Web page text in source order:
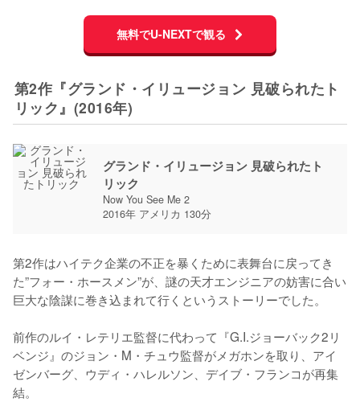
無料でU-NEXTで観る
第2作『グランド・イリュージョン 見破られたト
リック』(2016年)
グランド・イリュージョン 見破られたト
リック
Now You See Me 2
2016年 アメリカ 130分
第2作はハイテク企業の不正を暴くために表舞台に戻ってき
た”フォー・ホースメン”が、謎の天才エンジニアの妨害に合い
巨大な陰謀に巻き込まれて行くというストーリーでした。
前作のルイ・レテリエ監督に代わって『G.I.ジョーバック2リ
ベンジ』のジョン・M・チュウ監督がメガホンを取り、アイ
ゼンバーグ、ウディ・ハレルソン、デイブ・フランコが再集
結。